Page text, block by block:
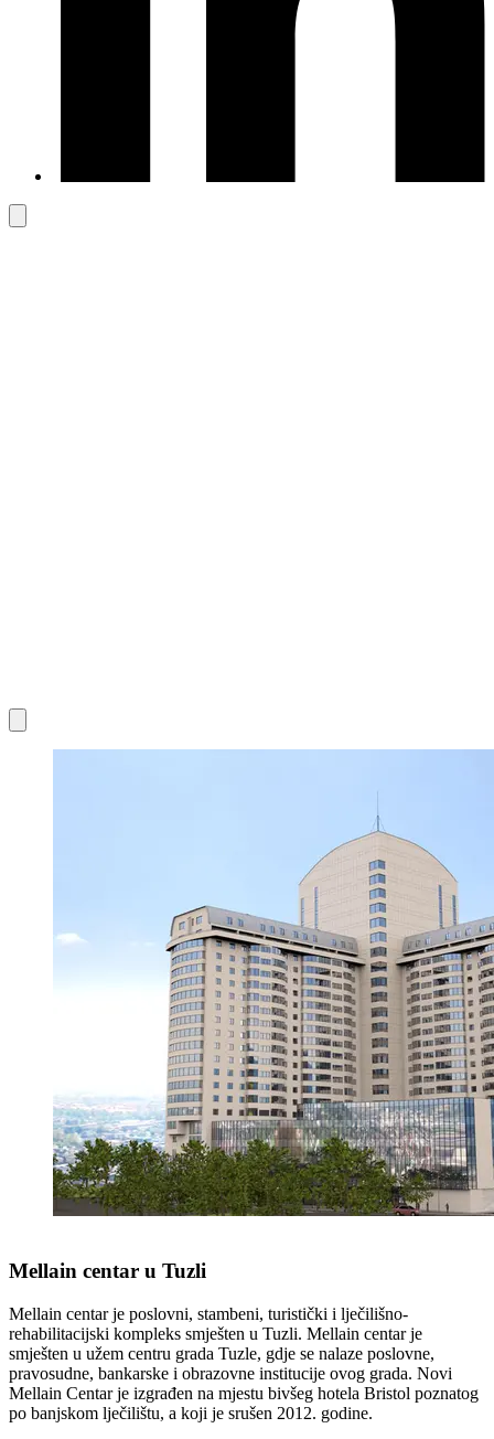
Mellain centar u Tuzli
Mellain centar je poslovni, stambeni, turistički i lječilišno-
rehabilitacijski kompleks smješten u Tuzli. Mellain centar je
smješten u užem centru grada Tuzle, gdje se nalaze poslovne,
pravosudne, bankarske i obrazovne institucije ovog grada. Novi
Mellain Centar je izgrađen na mjestu bivšeg hotela Bristol poznatog
po banjskom lječilištu, a koji je srušen 2012. godine.